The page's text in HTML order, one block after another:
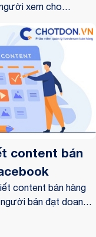
xem cho
content bán
content bán hàng
bán đạt doanh